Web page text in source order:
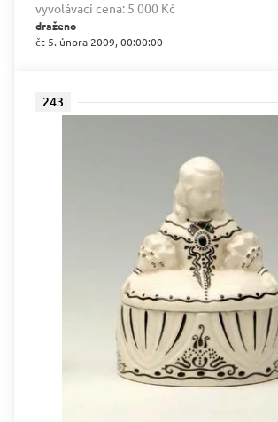
vyvolávací cena: 5 000 Kč
draženo
čt 5. února 2009, 00:00:00
243